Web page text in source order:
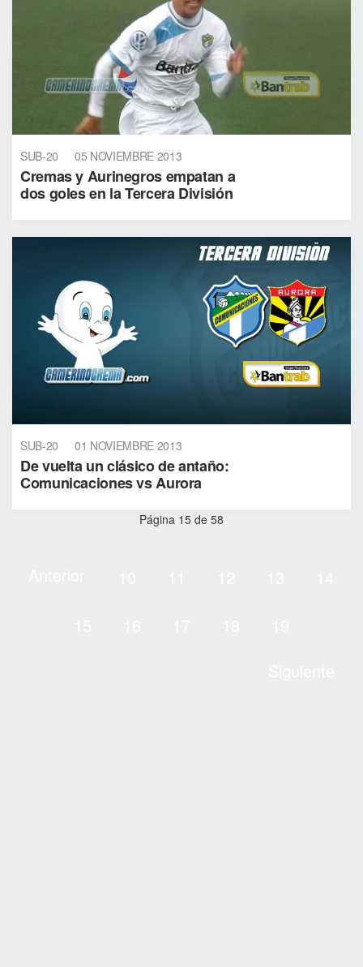
SUB-20 05 NOVIEMBRE 2013
Cremas y Aurinegros empatan a
dos goles en la Tercera División
SUB-20 01 NOVIEMBRE 2013
De vuelta un clásico de antaño:
Comunicaciones vs Aurora
Página 15 de 58